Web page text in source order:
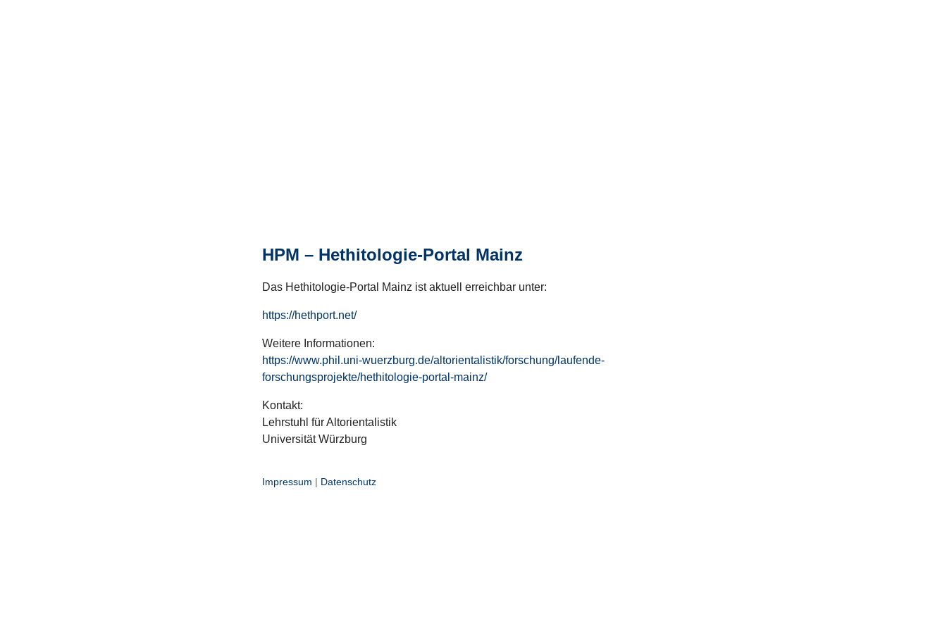
HPM – Hethitologie-Portal Mainz
Das Hethitologie-Portal Mainz ist aktuell erreichbar unter:
https://hethport.net/
Weitere Informationen:
https://www.phil.uni-wuerzburg.de/altorientalistik/forschung/laufende-
forschungsprojekte/hethitologie-portal-mainz/
Kontakt:
Lehrstuhl für Altorientalistik
Universität Würzburg
Impressum | Datenschutz